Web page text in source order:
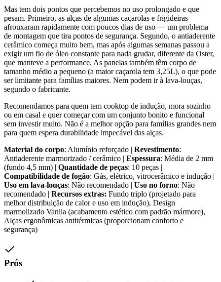
Mas tem dois pontos que percebemos no uso prolongado e que
pesam. Primeiro, as alças de algumas caçarolas e frigideiras
afrouxaram rapidamente com poucos dias de uso — um problema
de montagem que tira pontos de segurança. Segundo, o antiaderente
cerâmico começa muito bem, mas após algumas semanas passou a
exigir um fio de óleo constante para nada grudar, diferente da Oster,
que manteve a performance. As panelas também têm corpo de
tamanho médio a pequeno (a maior caçarola tem 3,25L), o que pode
ser limitante para famílias maiores. Nem podem ir à lava-louças,
segundo o fabricante.
Recomendamos para quem tem cooktop de indução, mora sozinho
ou em casal e quer começar com um conjunto bonito e funcional
sem investir muito. Não é a melhor opção para famílias grandes nem
para quem espera durabilidade impecável das alças.
Material do corpo: Alumínio reforçado | Revestimento:
Antiaderente marmorizado / cerâmico | Espessura: Média de 2 mm
(fundo 4,5 mm) | Quantidade de peças: 10 peças |
Compatibilidade de fogão: Gás, elétrico, vitrocerâmico e indução |
Uso em lava-louças: Não recomendado | Uso no forno: Não
recomendado | Recursos extras: Fundo triplo (projetado para
melhor distribuição de calor e uso em indução), Design
marmolizado Vanila (acabamento estético com padrão mármore),
Alças ergonômicas antitérmicas (proporcionam conforto e
segurança)
Prós